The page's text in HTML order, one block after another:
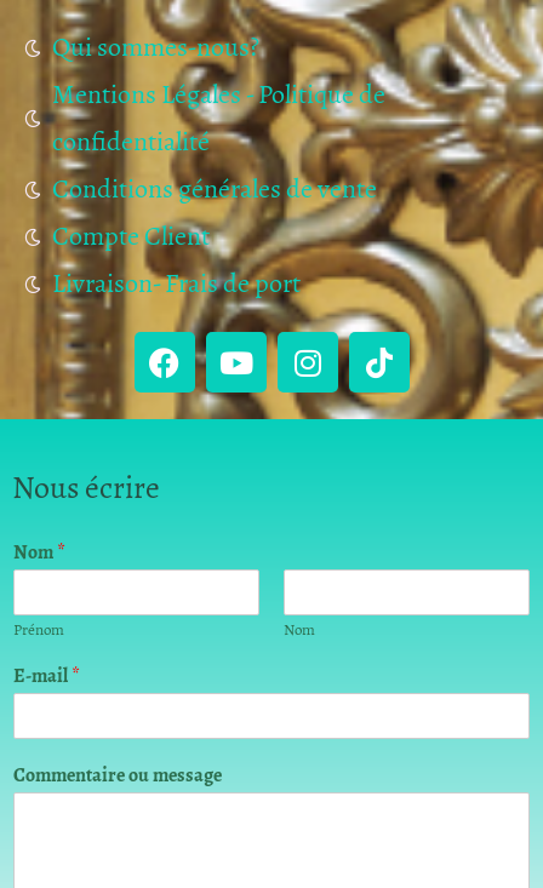
Qui sommes-nous?
Mentions Légales - Politique de
confidentialité
Conditions générales de vente
Compte Client
Livraison- Frais de port
Nous écrire
Nom*
Prénom Nom
E-mail*
E
-Commentaire ou message